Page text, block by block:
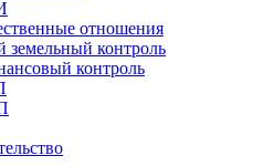
отношения
контроль
контроль